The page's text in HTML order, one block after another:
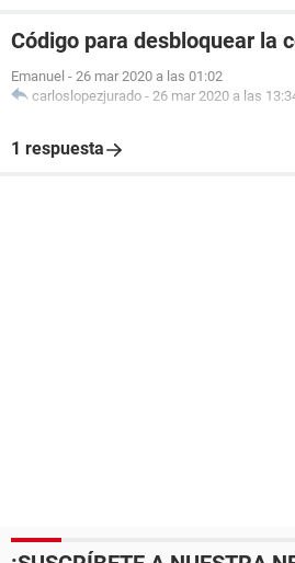
Código para desbloquear la
Emanuel - 26 mar 2020 a las 01:02
carloslopezjurado - 26 mar 2020 a las
1 respuesta